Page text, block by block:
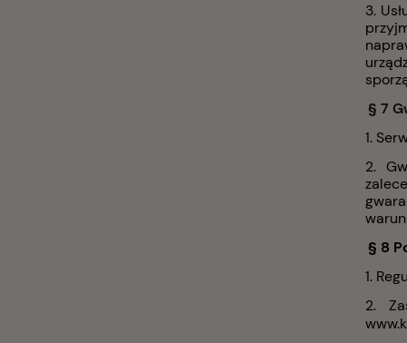
3.
§ 7
1.
2.
§ 8
1.
2.